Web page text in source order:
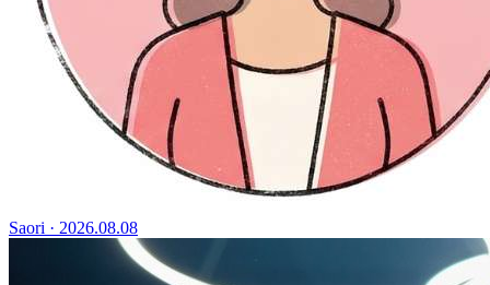
Saori · 2026.08.08